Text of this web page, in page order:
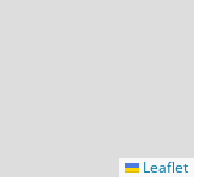
Leaflet